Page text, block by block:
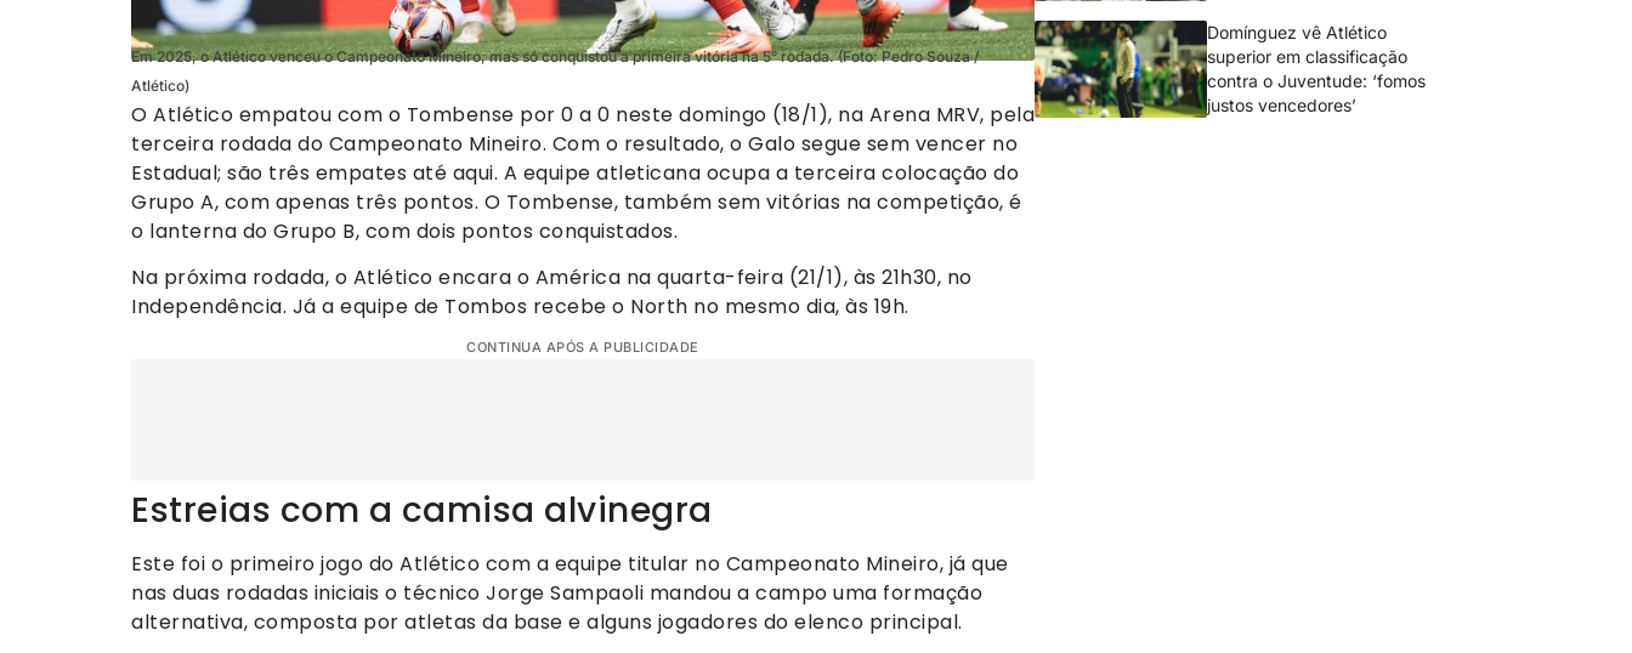
Em 2025, o Atlético venceu o Campeonato Mineiro, mas só conquistou a primeira vitória na 5° rodada. (Foto: Pedro Souza /
Atlético)
O Atlético empatou com o Tombense por 0 a 0 neste domingo (18/1), na Arena MRV, pela
terceira rodada do Campeonato Mineiro. Com o resultado, o Galo segue sem vencer no
Estadual; são três empates até aqui. A equipe atleticana ocupa a terceira colocação do
Grupo A, com apenas três pontos. O Tombense, também sem vitórias na competição, é
o lanterna do Grupo B, com dois pontos conquistados.
Na próxima rodada, o Atlético encara o América na quarta-feira (21/1), às 21h30, no
Independência. Já a equipe de Tombos recebe o North no mesmo dia, às 19h.
CONTINUA APÓS A PUBLICIDADE
Estreias com a camisa alvinegra
Este foi o primeiro jogo do Atlético com a equipe titular no Campeonato Mineiro, já que
nas duas rodadas iniciais o técnico Jorge Sampaoli mandou a campo uma formação
alternativa, composta por atletas da base e alguns jogadores do elenco principal.
Domínguez vê Atlético
superior em classificação
contra o Juventude: ‘fomos
justos vencedores’